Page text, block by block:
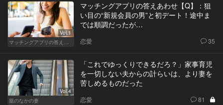
Vol.1
マッチングアプリの答えあわせ【Q】～SEASON2～
マッチングアプリの答えあわせ【Q】：狙
い目の“新規会員の男”と初デート！途中ま
では順調だったが…
恋愛 35
Vol.4
籠のなかの妻
「これでゆっくりできるだろ？」家事育児
を一切しない夫からの計らいは、より妻を
苦しめるものだった
恋愛 81